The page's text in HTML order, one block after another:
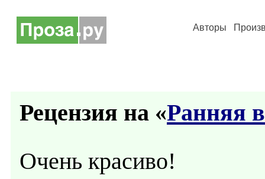
Авторы
Рецензия на «Ранняя
Очень красиво!